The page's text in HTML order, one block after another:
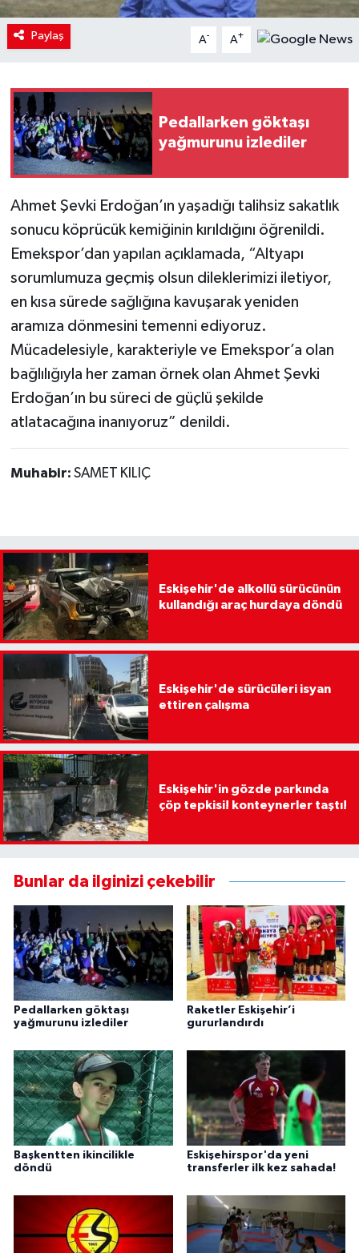
Paylaş A- A+
Pedallarken göktaşı
yağmurunu izlediler
Ahmet Şevki Erdoğan’ın yaşadığı talihsiz sakatlık
sonucu köprücük kemiğinin kırıldığını öğrenildi.
Emekspor’dan yapılan açıklamada, “Altyapı
sorumlumuza geçmiş olsun dileklerimizi iletiyor,
en kısa sürede sağlığına kavuşarak yeniden
aramıza dönmesini temenni ediyoruz.
Mücadelesiyle, karakteriyle ve Emekspor’a olan
bağlılığıyla her zaman örnek olan Ahmet Şevki
Erdoğan’ın bu süreci de güçlü şekilde
atlatacağına inanıyoruz” denildi.
Muhabir: SAMET KILIÇ
Eskişehir'de alkollü sürücünün
kullandığı araç hurdaya döndü
Eskişehir'de sürücüleri isyan
ettiren çalışma
Eskişehir'in gözde parkında
çöp tepkisi! konteynerler taştı!
Bunlar da ilginizi çekebilir
Pedallarken göktaşı
yağmurunu izlediler
Raketler Eskişehir’i
gururlandırdı
Başkentten ikincilikle
döndü
Eskişehirspor'da yeni
transferler ilk kez sahada!